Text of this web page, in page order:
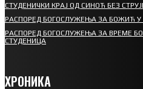
СТУДЕНИЧКИ КРАЈ ОД СИНОЋ БЕЗ
РАСПОРЕД БОГОСЛУЖЕЊА ЗА БОЖИЋ У
РАСПОРЕД БОГОСЛУЖЕЊА ЗА ВРЕМЕ
СТУДЕНИЦА
ХРОНИКА